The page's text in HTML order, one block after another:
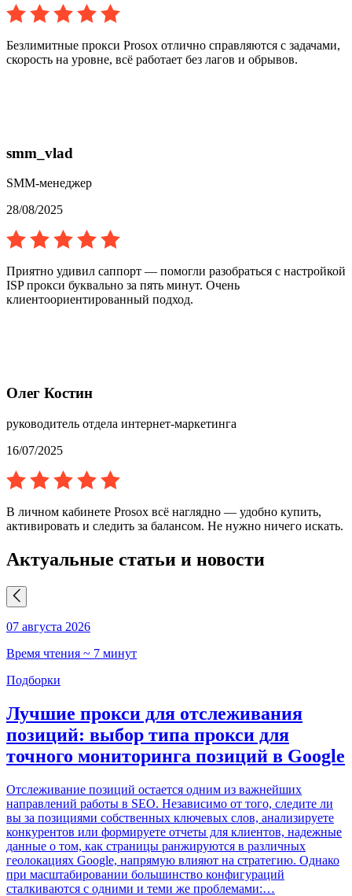
Безлимитные прокси Prosox отлично справляются с задачами,
скорость на уровне, всё работает без лагов и обрывов.
smm_vlad
SMM-менеджер
28/08/2025
Приятно удивил саппорт — помогли разобраться с настройкой
ISP прокси буквально за пять минут. Очень
клиентоориентированный подход.
Олег Костин
руководитель отдела интернет-маркетинга
16/07/2025
В личном кабинете Prosox всё наглядно — удобно купить,
активировать и следить за балансом. Не нужно ничего искать.
Актуальные статьи и новости
07 августа 2026
Время чтения ~ 7 минут
Подборки
Лучшие прокси для отслеживания
позиций: выбор типа прокси для
точного мониторинга позиций в Google
Отслеживание позиций остается одним из важнейших
направлений работы в SEO. Независимо от того, следите ли
вы за позициями собственных ключевых слов, анализируете
конкурентов или формируете отчеты для клиентов, надежные
данные о том, как страницы ранжируются в различных
геолокациях Google, напрямую влияют на стратегию. Однако
при масштабировании большинство конфигураций
сталкиваются с одними и теми же проблемами:…